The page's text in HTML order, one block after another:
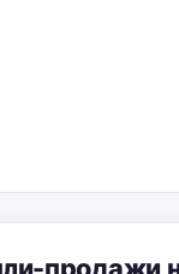
продажи